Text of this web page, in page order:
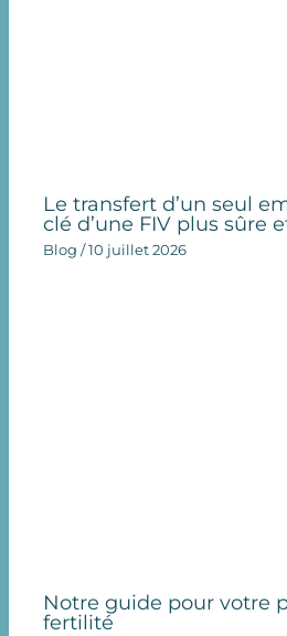
Le transfert d’un seul
clé d’une FIV plus sûre
Blog /10 juillet 2026
Notre guide pour votre
fertilité